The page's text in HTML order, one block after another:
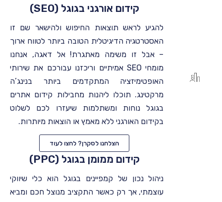
קידום אורגני בגוגל (SEO)
להגיע לראש תוצאות החיפוש ולהישאר שם זו
האסטרטגיה הדיגיטלית הטובה ביותר לטווח ארוך
– אבל זו משימה מאתגרת! אל דאגה, אנחנו
מומחי SEO אמיתיים וריכזנו עבורכם את שירותי
האופטימיזציה המתקדמים ביותר בנינג’ה
מרקטינג. תוכלו ליהנות מחבילות קידום אתרים
בגוגל נוחות ומשתלמות שיעזרו לכם לשלוט
בקידום האורגני ללא מאמץ או הוצאות מיותרות.
הצלחנו לסקרן? לחצו לעוד
קידום ממומן בגוגל (PPC)
ניהול נכון של קמפיינים בגוגל הוא כלי שיווקי
עוצמתי, אך רק כאשר התקציב מנוצל חכם ומביא